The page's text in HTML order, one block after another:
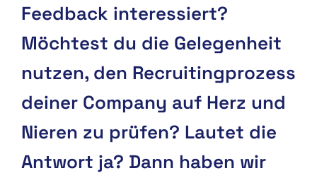
Feedback interessiert?
Möchtest du die Gelegenheit
nutzen, den Recruitingprozess
deiner Company auf Herz und
Nieren zu prüfen? Lautet die
Antwort ja? Dann haben wir